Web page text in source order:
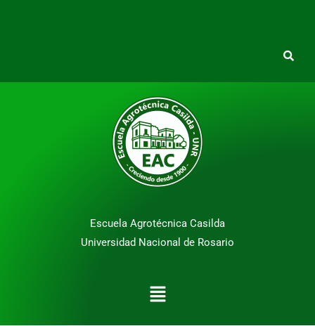
Escuela Agrotécnica Casilda
Universidad Nacional de Rosario